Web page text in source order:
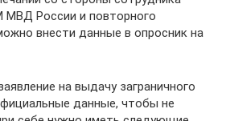
МВД России и повторного
внести данные в опросник на
на выдачу заграничного
данные, чтобы не